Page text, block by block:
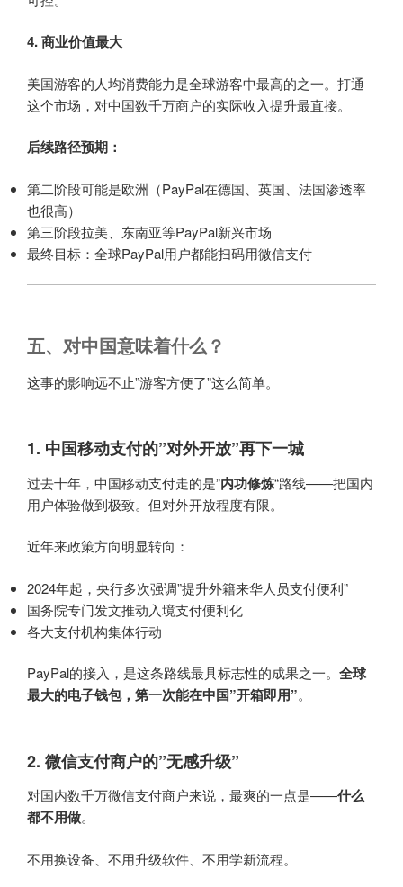
4. 商业价值最大
美国游客的人均消费能力是全球游客中最高的之一。打通
这个市场，对中国数千万商户的实际收入提升最直接。
后续路径预期：
第二阶段可能是欧洲（PayPal在德国、英国、法国渗透率
也很高）
第三阶段拉美、东南亚等PayPal新兴市场
最终目标：全球PayPal用户都能扫码用微信支付
五、对中国意味着什么？
这事的影响远不止”游客方便了”这么简单。
1. 中国移动支付的”对外开放”再下一城
过去十年，中国移动支付走的是”内功修炼“路线——把国内
用户体验做到极致。但对外开放程度有限。
近年来政策方向明显转向：
2024年起，央行多次强调”提升外籍来华人员支付便利”
国务院专门发文推动入境支付便利化
各大支付机构集体行动
PayPal的接入，是这条路线最具标志性的成果之一。 全球
最大的电子钱包，第一次能在中国”开箱即用”。
2. 微信支付商户的”无感升级”
对国内数千万微信支付商户来说，最爽的一点是——什么
都不用做。
不用换设备、不用升级软件、不用学新流程。